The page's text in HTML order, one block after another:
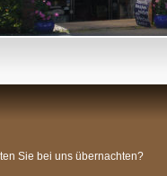
Sie bei uns übernachten?